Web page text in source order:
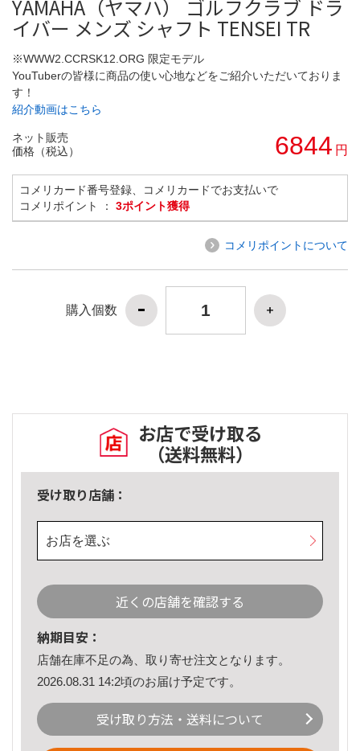
YAMAHA（ヤマハ） ゴルフクラブ ドラ
イバー メンズ シャフト TENSEI TR
※WWW2.CCRSK12.ORG 限定モデル
YouTuberの皆様に商品の使い心地などをご紹介いただいておりま
す！
紹介動画はこちら
ネット販売
価格（税込）
6844 円
コメリカード番号登録、コメリカードでお支払いで
コメリポイント ： 3ポイント獲得
コメリポイントについて
購入個数
お店で受け取る
（送料無料）
受け取り店舗：
お店を選ぶ
近くの店舗を確認する
納期目安：
店舗在庫不足の為、取り寄せ注文となります。
2026.08.31 14:2頃のお届け予定です。
受け取り方法・送料について